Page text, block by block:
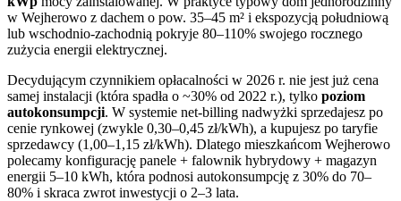
w Wejherowo z dachem o pow. 35–45 m² i ekspozycją południową
lub wschodnio-zachodnią pokryje 80–110% swojego rocznego
zużycia energii elektrycznej.
Decydującym czynnikiem opłacalności w 2026 r. nie jest już cena
samej instalacji (która spadła o ~30% od 2022 r.), tylko poziom
autokonsumpcji. W systemie net-billing nadwyżki sprzedajesz po
cenie rynkowej (zwykle 0,30–0,45 zł/kWh), a kupujesz po taryfie
sprzedawcy (1,00–1,15 zł/kWh). Dlatego mieszkańcom Wejherowo
polecamy konfigurację panele + falownik hybrydowy + magazyn
energii 5–10 kWh, która podnosi autokonsumpcję z 30% do 70–
80% i skraca zwrot inwestycji o 2–3 lata.